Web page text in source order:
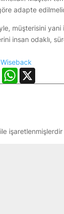
adapte
müşterisini yani
insan odaklı,
Wiseback
FacebookWhatsApp
X
ile işaretlenmişlerdir